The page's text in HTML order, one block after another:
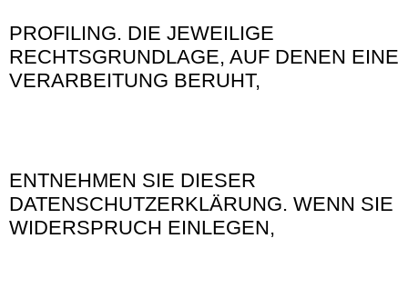
PROFILING. DIE JEWEILIGE
RECHTSGRUNDLAGE, AUF DENEN EINE
VERARBEITUNG BERUHT,
ENTNEHMEN SIE DIESER
DATENSCHUTZERKLÄRUNG. WENN SIE
WIDERSPRUCH EINLEGEN,